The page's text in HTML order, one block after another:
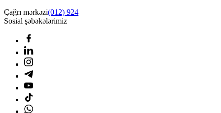
Çağrı mərkəzi(012) 924
Sosial şəbəkələrimiz